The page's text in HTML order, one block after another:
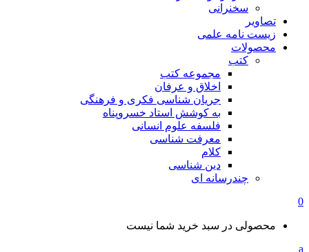
سخنرانی
تصاویر
زیست نامه علمی
محصولات
کتب
مجموعه کتب
اخلاق و عرفان
جریان شناسی فکری و فرهنگی
به کوشش استاد خسروپناه
فلسفه علوم انسانی
معرفت شناسی
کلام
دین شناسی
چندرسانه ای
0
محصولی در سبد خرید شما نیست